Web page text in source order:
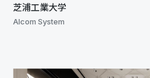
芝浦工業大学
Alcom System